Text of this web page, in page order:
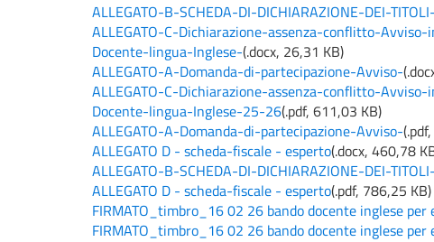
ALLEGATO-B-SCHEDA-DI-DICHIARAZIONE-DEI-
ALLEGATO-C-Dichiarazione-assenza-conflitto-
Docente-lingua-Inglese-(.docx, 26,31 KB)
ALLEGATO-A-Domanda-di-partecipazione-Avviso-(
ALLEGATO-C-Dichiarazione-assenza-conflitto-
Docente-lingua-Inglese-25-26(.pdf, 611,03 KB)
ALLEGATO-A-Domanda-di-partecipazione-Avviso-(.pdf,
ALLEGATO D - scheda-fiscale - esperto(.docx, 460,78
ALLEGATO-B-SCHEDA-DI-DICHIARAZIONE-DEI-
ALLEGATO D - scheda-fiscale - esperto(.pdf, 786,25 KB)
FIRMATO_timbro_16 02 26 bando docente inglese per
FIRMATO_timbro_16 02 26 bando docente inglese per